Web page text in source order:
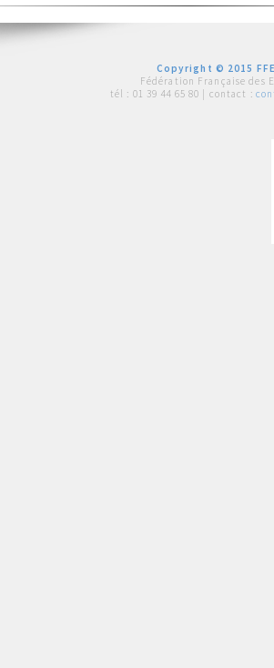
Copyright © 2015
Fédération Française des
tél : 01 39 44 65 80 | contact :